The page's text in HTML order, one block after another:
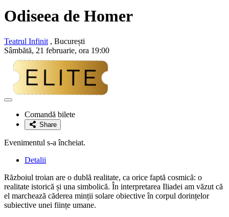
Odiseea de Homer
Teatrul Infinit , București
Sâmbătă, 21 februarie, ora 19:00
Adaugă
favoriteComandă bilete
Share
Evenimentul s-a încheiat.
Detalii
Războiul troian are o dublă realitate, ca orice faptă cosmică: o
realitate istorică și una simbolică. În interpretarea Iliadei am văzut că
el marchează căderea minții solare obiective în corpul dorințelor
subiective unei ființe umane.